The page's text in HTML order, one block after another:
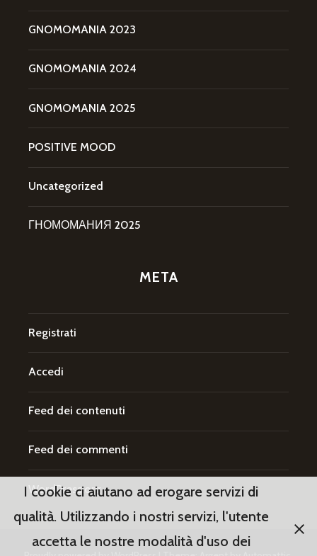
GNOMOMANIA 2023
GNOMOMANIA 2024
GNOMOMANIA 2025
POSITIVE MOOD
Uncategorized
ГНОМОМАНИЯ 2025
META
Registrati
Accedi
Feed dei contenuti
Feed dei commenti
WordPress.org
I cookie ci aiutano ad erogare servizi di
qualità. Utilizzando i nostri servizi, l'utente
accetta le nostre modalità d'uso dei